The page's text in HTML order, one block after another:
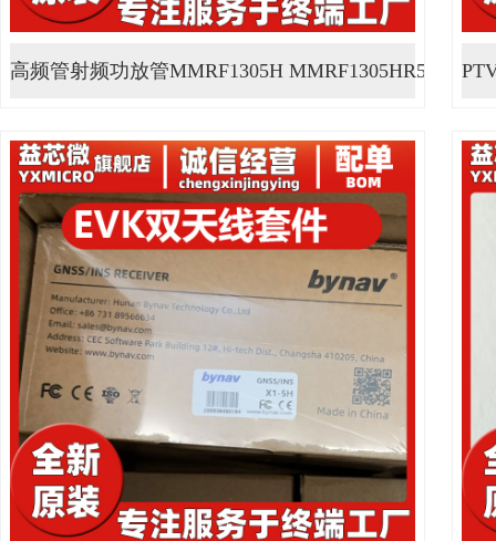
高频管射频功放管MMRF1305H MMRF1305HR5 ···